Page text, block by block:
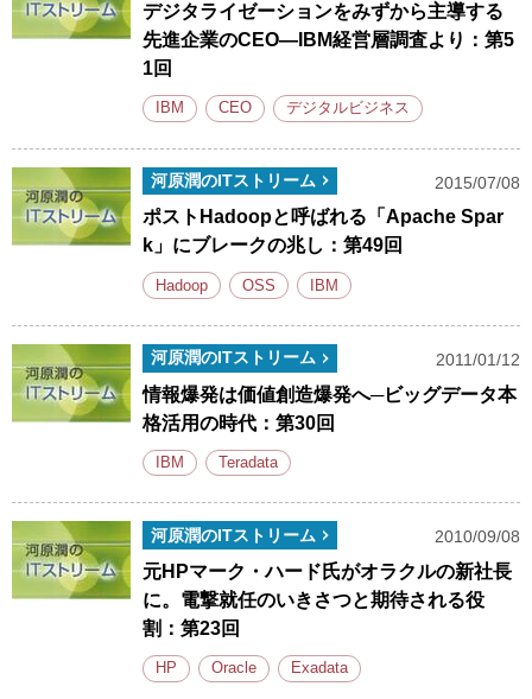
デジタライゼーションをみずから主導する
先進企業のCEO―IBM経営層調査より：第5
1回
IBM CEO デジタルビジネス
河原潤のITストリーム 2015/07/08
ポストHadoopと呼ばれる「Apache Spar
k」にブレークの兆し：第49回
Hadoop OSS IBM
河原潤のITストリーム 2011/01/12
情報爆発は価値創造爆発へ─ビッグデータ本
格活用の時代：第30回
IBM Teradata
河原潤のITストリーム 2010/09/08
元HPマーク・ハード氏がオラクルの新社長
に。電撃就任のいきさつと期待される役
割：第23回
HP Oracle Exadata